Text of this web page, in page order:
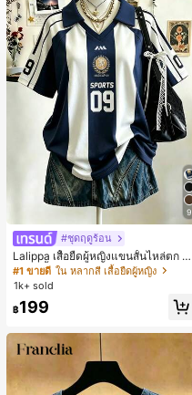
9
#ชุดฤดูร้อน
Lalippa เสื้อยืดผู้หญิงแขนสั้นไหล่ตก ค
อวีปกเสื้อ ลายพิมพ์ดิจิทัลลายทาง สไตล์
สปอร์ตแฟชั่นมินิมอล ของขวัญสำหรับเ
พื่อน
#1 ขายดี ใน หลากสี เสื้อยืดผู้หญิง
1k+ sold
฿199